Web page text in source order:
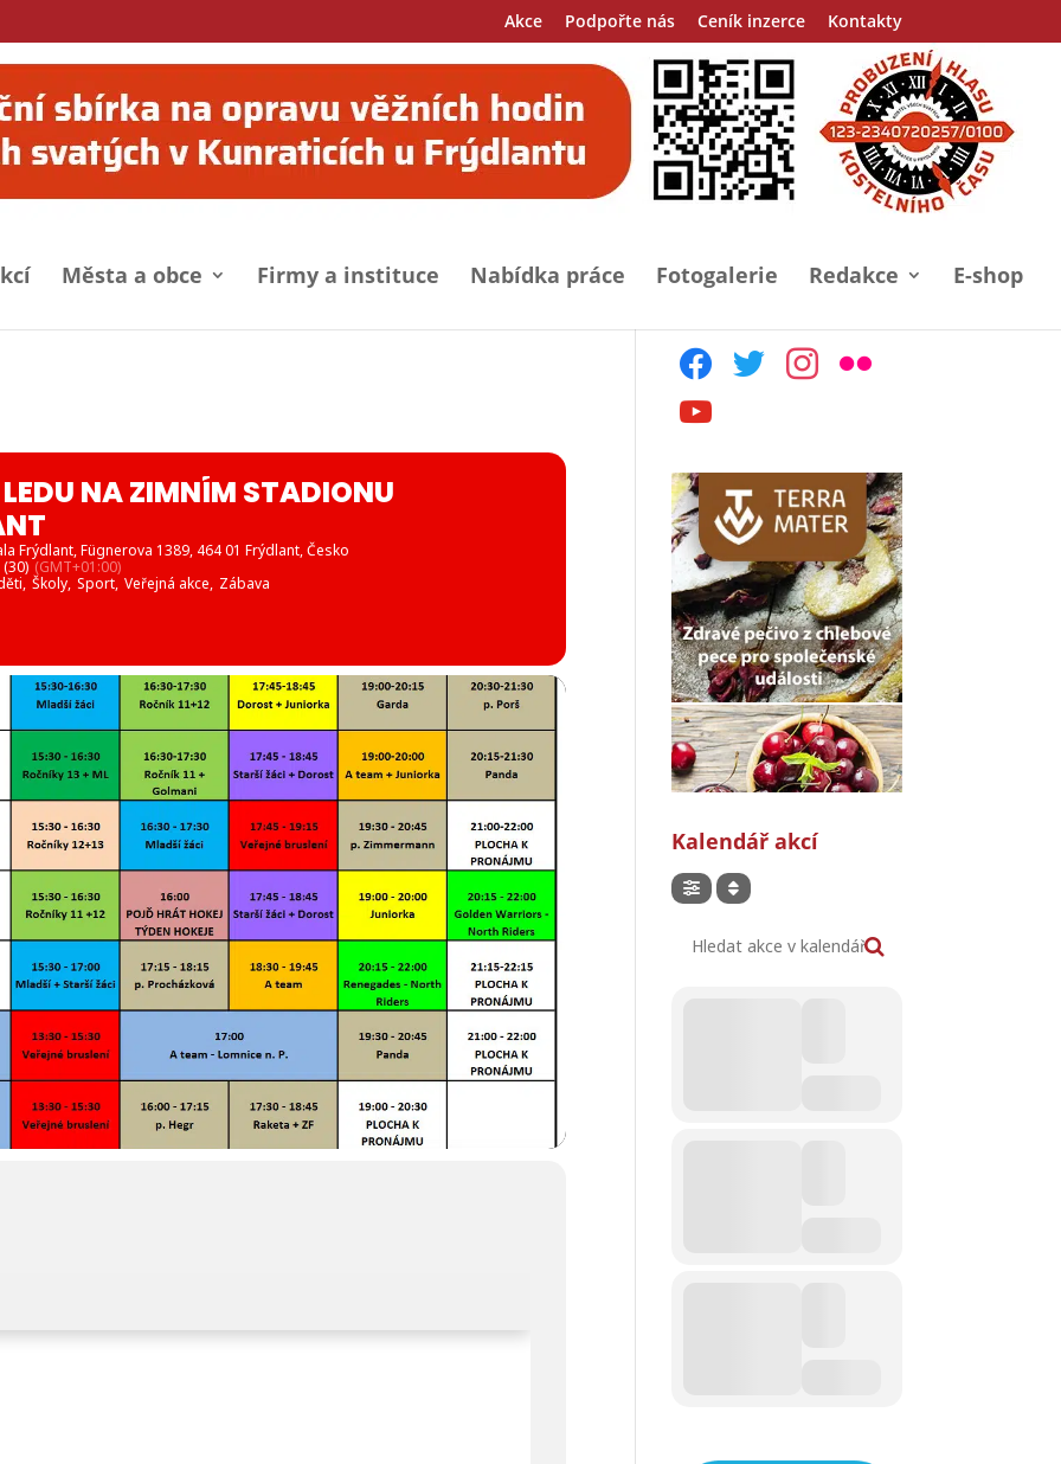
Akce Podpořte nás Ceník inzerce Kontakty
Města a obce Firmy a instituce Nabídka práce Fotogalerie Redakce E-shop
NA ZIMNÍM STADIONU
Frýdlant, Fügnerova 1389, 464 01 Frýdlant, Česko
(30) (GMT+01:00)
Školy, Sport, Veřejná akce, Zábava
facebooktwitter instagram
flickr
youtube
Kalendář akcí